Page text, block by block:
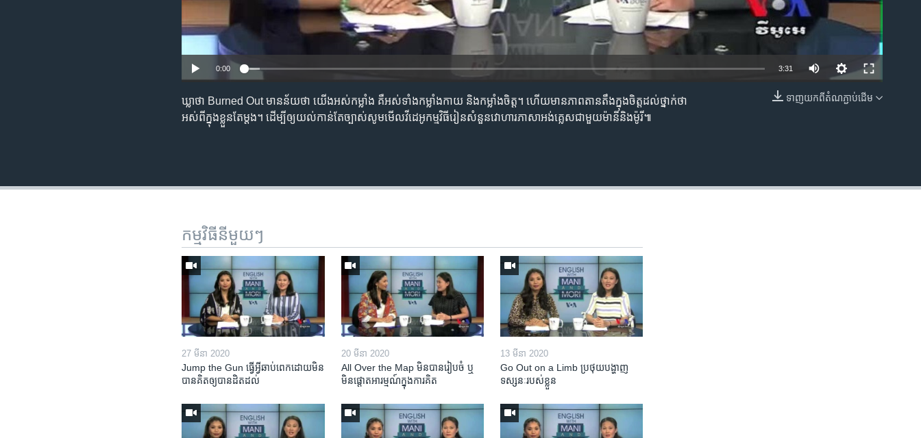
EMBED
0:00 3:31
ទាញ​យក​ពី​តំណភ្ជាប់​ដើម
ឃ្លា​ថា Burned Out មាន​ន័យ​ថា យើង​អស់​កម្លាំង គឺ​អស់​ទាំង​កម្លាំង​កាយ និង​កម្លាំង​ចិត្ត។ ហើយ​មាន​ភាពតានតឹង​ក្នុង​ចិត្ត​ដល់​ថ្នាក់​ថា
អស់ពី​ក្នុង​ខ្លួន​តែ​ម្តង។ ដើម្បី​ឲ្យ​យល់​កាន់តែ​ច្បាស់​សូម​មើល​វីដេអូ​កម្មវិធី​រៀន​សំនួនវោហារភាសា​អង់គ្លេស​ជាមួយ​ម៉ានី​និង​ម៉ូរី៕
កម្មវិធី​នីមួយៗ
27 មីនា 2020
Jump the Gun ធ្វើ​អ្វី​ឆាប់ពេក​ដោយ​មិន​
បាន​គិត​ឲ្យ​បាន​ដិតដល់
20 មីនា 2020
All Over the Map មិន​បាន​រៀបចំ ឬ
មិន​ផ្តោត​អារម្មណ៍​ក្នុងការ​គិត
13 មីនា 2020
Go Out on a Limb ប្រថុយ​បង្ហាញ​
ទស្សនៈ​របស់​ខ្លួន